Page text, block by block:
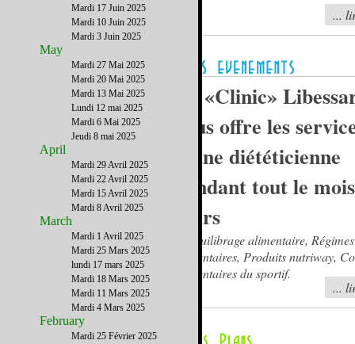
...
La «Clinic»
vous offre les
d'une diététicienne
pendant tout le
mars
Rééquilibrage alimentaire, Régimes
alimentaires, Produits nutriway,
alimentaires du sportif.
...
Mardi 17 Juin 2025
Mardi 10 Juin 2025
Mardi 3 Juin 2025
May
Mardi 27 Mai 2025
Mardi 20 Mai 2025
Mardi 13 Mai 2025
Lundi 12 mai 2025
Mardi 6 Mai 2025
Jeudi 8 mai 2025
April
Mardi 29 Avril 2025
Mardi 22 Avril 2025
Mardi 15 Avril 2025
Mardi 8 Avril 2025
March
Mardi 1 Avril 2025
Mardi 25 Mars 2025
lundi 17 mars 2025
Mardi 18 Mars 2025
Mardi 11 Mars 2025
Mardi 4 Mars 2025
February
Mardi 25 Février 2025